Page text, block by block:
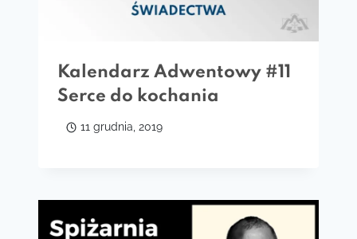
Kalendarz Adwentowy #11
Serce do kochania
11 grudnia, 2019